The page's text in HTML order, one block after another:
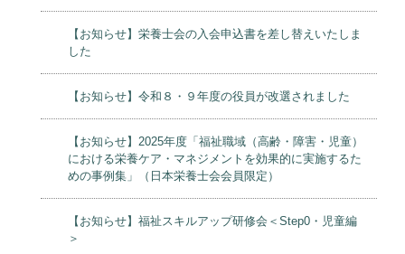
【お知らせ】栄養士会の入会申込書を差し替えいたしま
した
【お知らせ】令和８・９年度の役員が改選されました
【お知らせ】2025年度「福祉職域（高齢・障害・児童）
における栄養ケア・マネジメントを効果的に実施するた
めの事例集」（日本栄養士会会員限定）
【お知らせ】福祉スキルアップ研修会＜Step0・児童編
＞